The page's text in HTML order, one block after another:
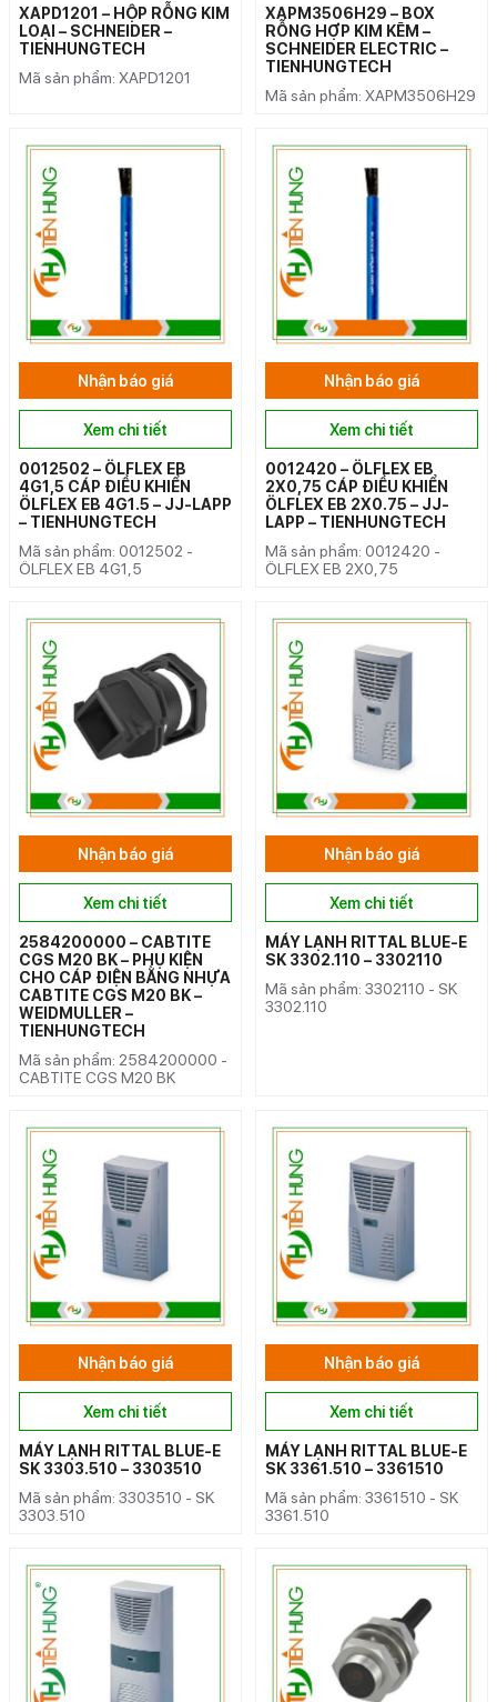
XAPD1201 – HỘP RỖNG KIM
LOẠI – SCHNEIDER –
TIENHUNGTECH
Mã sản phẩm: XAPD1201
XAPM3506H29 – BOX
RỖNG HỢP KIM KẼM –
SCHNEIDER ELECTRIC –
TIENHUNGTECH
Mã sản phẩm: XAPM3506H29
Nhận báo giá
Xem chi tiết
0012502 – ÖLFLEX EB
4G1,5 CÁP ĐIỀU KHIỂN
ÖLFLEX EB 4G1.5 – JJ-LAPP
– TIENHUNGTECH
Mã sản phẩm: 0012502 -
ÖLFLEX EB 4G1,5
Nhận báo giá
Xem chi tiết
0012420 – ÖLFLEX EB
2X0,75 CÁP ĐIỀU KHIỂN
ÖLFLEX EB 2X0.75 – JJ-
LAPP – TIENHUNGTECH
Mã sản phẩm: 0012420 -
ÖLFLEX EB 2X0,75
Nhận báo giá
Xem chi tiết
2584200000 – CABTITE
CGS M20 BK – PHỤ KIỆN
CHO CÁP ĐIỆN BẰNG NHỰA
CABTITE CGS M20 BK –
WEIDMULLER –
TIENHUNGTECH
Mã sản phẩm: 2584200000 -
CABTITE CGS M20 BK
Nhận báo giá
Xem chi tiết
MÁY LẠNH RITTAL BLUE-E
SK 3302.110 – 3302110
Mã sản phẩm: 3302110 - SK
3302.110
Nhận báo giá
Xem chi tiết
MÁY LẠNH RITTAL BLUE-E
SK 3303.510 – 3303510
Mã sản phẩm: 3303510 - SK
3303.510
Nhận báo giá
Xem chi tiết
MÁY LẠNH RITTAL BLUE-E
SK 3361.510 – 3361510
Mã sản phẩm: 3361510 - SK
3361.510